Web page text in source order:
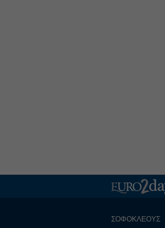
ΣΟΦΟΚΛΕΟΥΣ